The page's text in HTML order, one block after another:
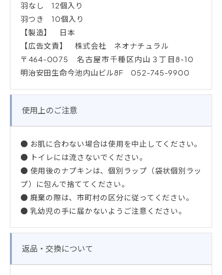
羽なし 12個入り
羽つき 10個入り
【製造】 日本
【広告文責】 株式会社 ネオナチュラル
〒464-0075 名古屋市千種区内山３丁目8-10
明治安田生命今池内山ビル8F 052-745-9900
使用上のご注意
● お肌に合わない場合は使用を中止してください。
● トイレには流さないでください。
● 使用後のナプキンは、個別ラップ（袋状個別ラッ
プ）に包んで捨ててください。
● 廃棄の際は、市町村の区分に従ってください。
● 乳幼児の手に届かないようご注意ください。
返品・交換について